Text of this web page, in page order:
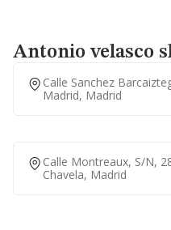
Antonio velasco
Calle Sanchez
Madrid, Madrid
Calle Montreaux, S/n,
Chavela, Madrid